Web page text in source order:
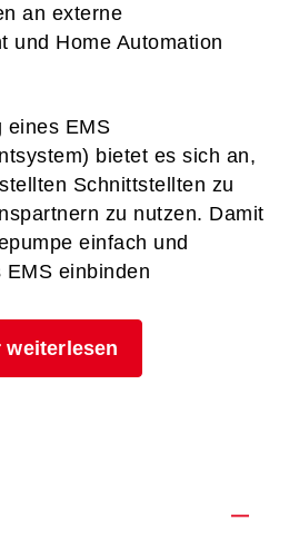
an externe
und Home Automation
eines EMS
bietet es sich an,
Schnittstellten zu
zu nutzen. Damit
einfach und
einbinden
weiterlesen